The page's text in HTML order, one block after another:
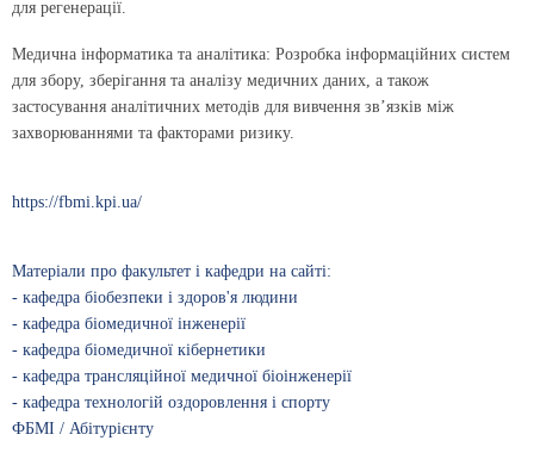
для регенерації.
Медична інформатика та аналітика: Розробка інформаційних систем
для збору, зберігання та аналізу медичних даних, а також
застосування аналітичних методів для вивчення зв’язків між
захворюваннями та факторами ризику.
https://fbmi.kpi.ua/
Матеріали про факультет і кафедри на сайті:
- кафедра біобезпеки і здоров'я людини
- кафедра біомедичної інженерії
- кафедра біомедичної кібернетики
- кафедра трансляційної медичної біоінженерії
- кафедра технологій оздоровлення і спорту
ФБМІ / Абітурієнту